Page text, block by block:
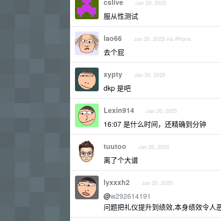
Jan 20, 2025
服从性测试
lao66 Jan 20, 2025 via iPhone
去个屁
xypty Jan 20, 2025
dkp 是吧
Lexin914 Jan 20, 2025
16:07 是什么时间，还精确到分钟
tuutoo Jan 20, 2025
离了个大谱
lyxxxh2 Jan 20, 2025
@w292614191
问题把礼仪提升到绩效,本身绩效令人恶